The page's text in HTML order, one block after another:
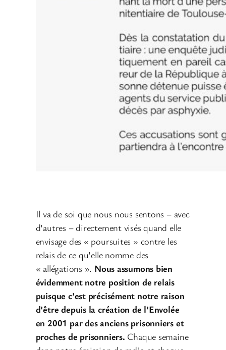
Il va de soi que nous nous sentons – avec
d’autres – directement visés quand elle
envisage des « poursuites » contre les
relais de ce qu’elle nomme des
« allégations ». Nous assumons bien
évidemment notre position de relais
puisque c’est précisément notre raison
d’être depuis la création de l’Envolée
en 2001 par des anciens prisonniers et
proches de prisonniers. Chaque semaine